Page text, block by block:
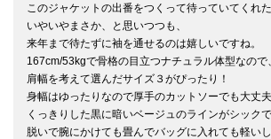
このジャケットの出番をつくって待っていてくれ
いやいやまさか、と思いつつも、
来年まで待たずに袖を通せるのは嬉しいですね。
167cm/53kgで骨格の目立つナチュラル体型なので、
肩幅を考えて選んだサイズ３がぴったり！
身幅はゆったりなので厚手のカットソーでも大丈夫
くっきりした黒に暗いベージュのラインがシックで
脱いで腕にかけても畳んでバッグに入れても軽い